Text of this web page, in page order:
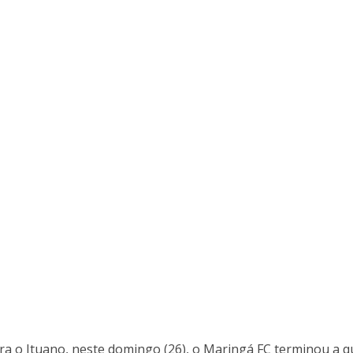
o Ituano, neste domingo (26), o Maringá FC terminou a